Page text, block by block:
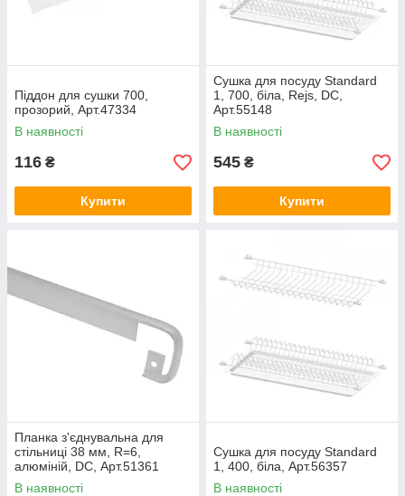
Піддон для сушки 700,
прозорий, Арт.47334
В наявності
116 ₴
Купити
Сушка для посуду Standard
1, 700, біла, Rejs, DC,
Арт.55148
В наявності
545 ₴
Купити
Планка з'єднувальна для
стільниці 38 мм, R=6,
алюміній, DC, Арт.51361
В наявності
Сушка для посуду Standard
1, 400, біла, Арт.56357
В наявності